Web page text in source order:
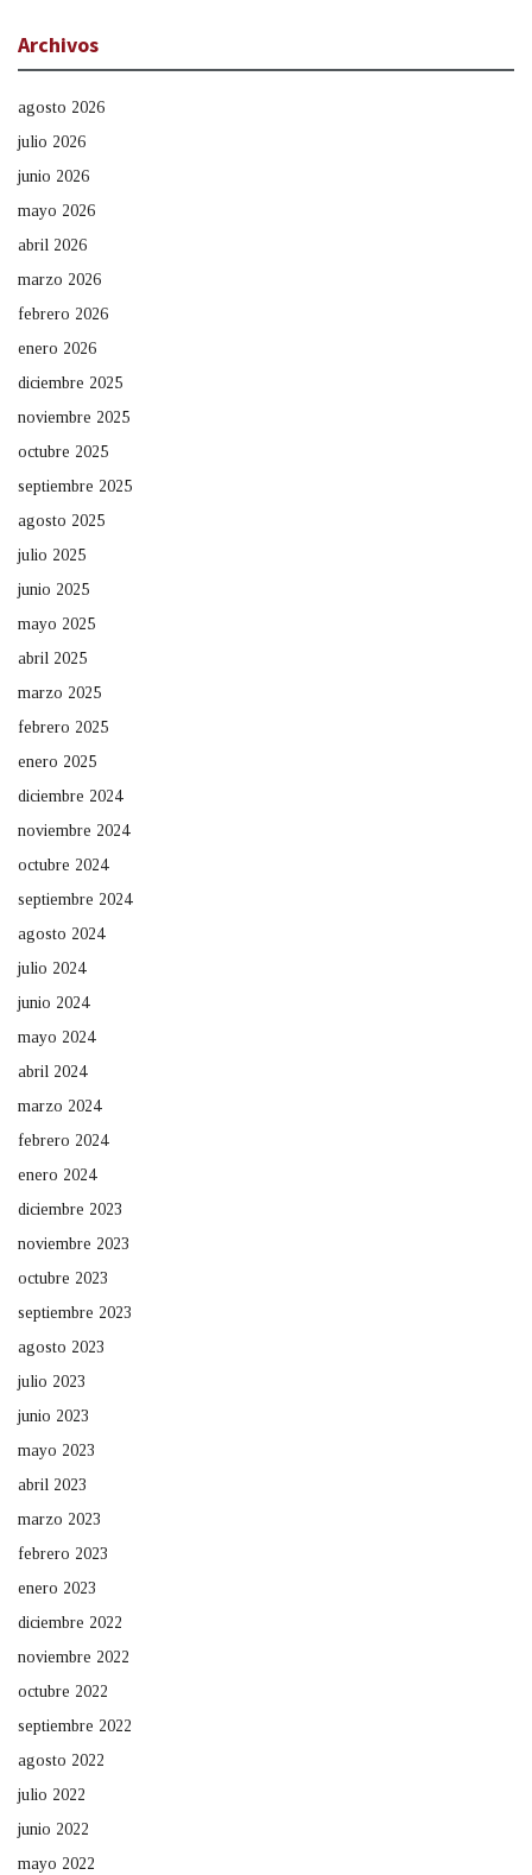
Archivos
agosto 2026
julio 2026
junio 2026
mayo 2026
abril 2026
marzo 2026
febrero 2026
enero 2026
diciembre 2025
noviembre 2025
octubre 2025
septiembre 2025
agosto 2025
julio 2025
junio 2025
mayo 2025
abril 2025
marzo 2025
febrero 2025
enero 2025
diciembre 2024
noviembre 2024
octubre 2024
septiembre 2024
agosto 2024
julio 2024
junio 2024
mayo 2024
abril 2024
marzo 2024
febrero 2024
enero 2024
diciembre 2023
noviembre 2023
octubre 2023
septiembre 2023
agosto 2023
julio 2023
junio 2023
mayo 2023
abril 2023
marzo 2023
febrero 2023
enero 2023
diciembre 2022
noviembre 2022
octubre 2022
septiembre 2022
agosto 2022
julio 2022
junio 2022
mayo 2022